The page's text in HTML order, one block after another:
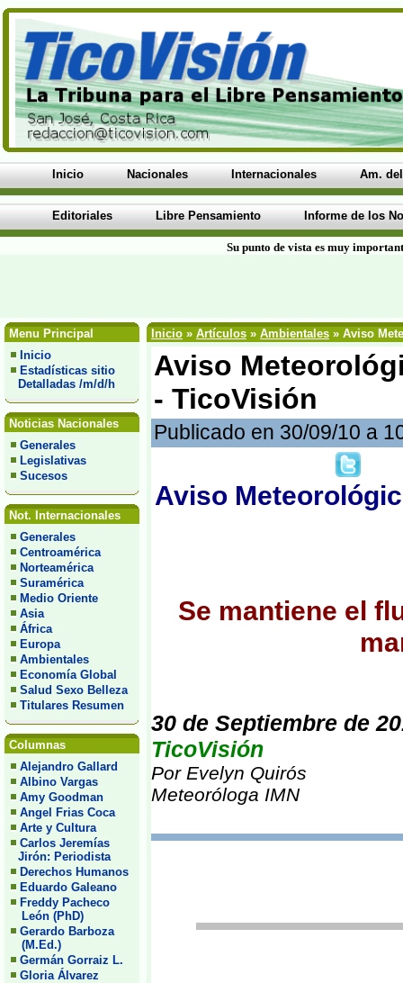
Inicio Nacionales Internacionales Am.
Editoriales Libre Pensamiento Informe de los
Su punto de vista es muy
Menu Principal
Inicio
Estadísticas sitio
Detalladas /m/d/h
Noticias Nacionales
Generales
Legislativas
Sucesos
Not. Internacionales
Generales
Centroamérica
Norteamérica
Suramérica
Medio Oriente
Asia
África
Europa
Ambientales
Economía Global
Salud Sexo Belleza
Titulares Resumen
Columnas
Alejandro Gallard
Albino Vargas
Amy Goodman
Angel Frias Coca
Arte y Cultura
Carlos Jeremías
Jirón: Periodista
Derechos Humanos
Eduardo Galeano
Freddy Pacheco
León (PhD)
Gerardo Barboza
(M.Ed.)
Germán Gorraiz L.
Gloria Álvarez
Inicio » Artículos » Ambientales » Aviso
Aviso
- TicoVisión
Publicado en 30/09/10 a
Aviso
Se mantiene el
30 de Septiembre de
TicoVisión
Por Evelyn Quirós
Meteoróloga IMN